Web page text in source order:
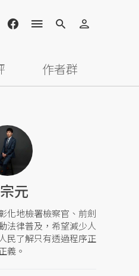
作者群
元
化地檢署檢察官、前劍
法律普及，希望減少人
民了解只有透過程序正
義。